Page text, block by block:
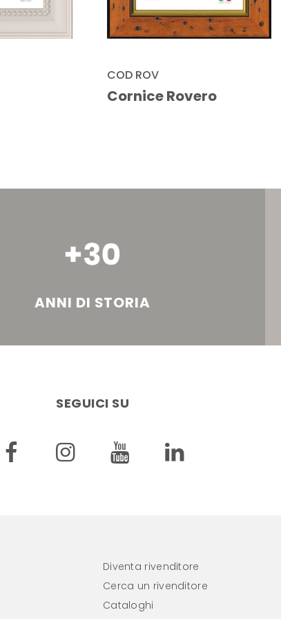
COD ROV
Cornice Rovero
ANNI DI STORIA
SEGUICI SU
Diventa rivenditore
Cerca un rivenditore
Cataloghi